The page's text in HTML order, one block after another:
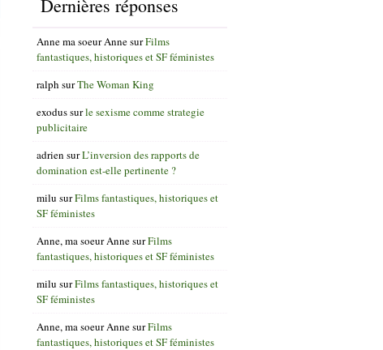
Dernières réponses
Anne ma soeur AnnesurFilms
fantastiques, historiques et SF féministes
ralph surThe Woman King
exodussurle sexisme comme strategie
publicitaire
adrien surL’inversion des rapports de
domination est-elle pertinente ?
milu surFilms fantastiques, historiques et
SF féministes
Anne, ma soeur AnnesurFilms
fantastiques, historiques et SF féministes
milu surFilms fantastiques, historiques et
SF féministes
Anne, ma soeur AnnesurFilms
fantastiques, historiques et SF féministes